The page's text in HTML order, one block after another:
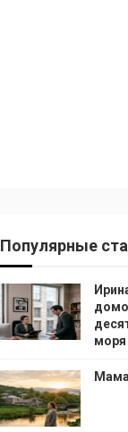
Популярные
моря